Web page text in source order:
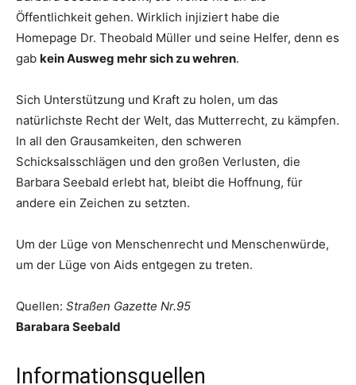
Öffentlichkeit gehen. Wirklich injiziert habe die
Homepage Dr. Theobald Müller und seine Helfer, denn es
gab kein Ausweg mehr sich zu wehren.
Sich Unterstützung und Kraft zu holen, um das
natürlichste Recht der Welt, das Mutterrecht, zu kämpfen.
In all den Grausamkeiten, den schweren
Schicksalsschlägen und den großen Verlusten, die
Barbara Seebald erlebt hat, bleibt die Hoffnung, für
andere ein Zeichen zu setzten.
Um der Lüge von Menschenrecht und Menschenwürde,
um der Lüge von Aids entgegen zu treten.
Quellen: Straßen Gazette Nr.95
Barabara Seebald
Informationsquellen